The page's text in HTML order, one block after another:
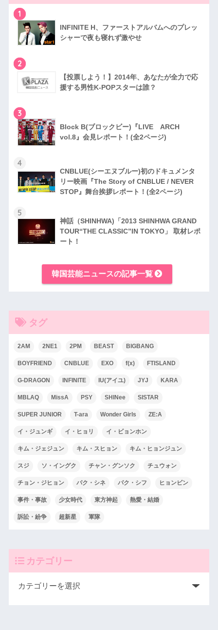
1
INFINITE H、ファーストアルバムへのプレッ
シャーで夜も寝れず激やせ
2
【投票しよう！】2014年、あなたが全力で応
援する男性K-POPスターは誰？
3
Block B(ブロックビー)『LIVE ARCH
vol.8』会見レポート！(全2ページ)
4
CNBLUE(シーエヌブルー)初のドキュメンタ
リー映画『The Story of CNBLUE / NEVER
STOP』舞台挨拶レポート！(全2ページ)
5
神話（SHINHWA)「2013 SHINHWA GRAND
TOUR“THE CLASSIC”IN TOKYO」 取材レポ
ート！
韓国芸能ニュースの記事一覧
タグ
2AM 2NE1 2PM BEAST BIGBANG
BOYFRIEND CNBLUE EXO f(x) FTISLAND
G-DRAGON INFINITE IU(アイユ) JYJ KARA
MBLAQ MissA PSY SHINee SISTAR
SUPER JUNIOR T-ara Wonder Girls ZE:A
イ・ジュンギ イ・ヒョリ イ・ビョンホン
キム・ジェジュン キム・スヒョン キム・ヒョンジュン
スジ ソ・イングク チャン・グンソク チュウォン
チョン・ジヒョン パク・シネ パク・シフ ヒョンビン
事件・事故 少女時代 東方神起 熱愛・結婚
訴訟・紛争 超新星 軍隊
カテゴリー